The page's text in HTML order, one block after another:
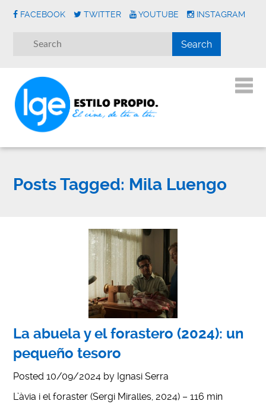
FACEBOOK TWITTER YOUTUBE INSTAGRAM
Posts Tagged: Mila Luengo
La abuela y el forastero (2024): un
pequeño tesoro
Posted10/09/2024 by Ignasi Serra
L’àvia i el foraster (Sergi Miralles, 2024) – 116 min